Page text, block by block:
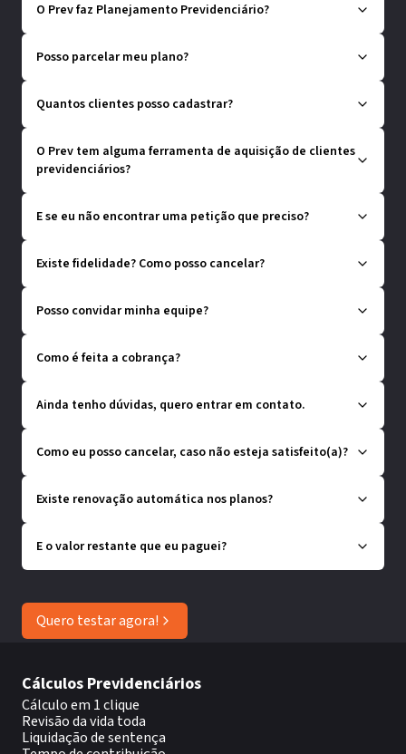
O Prev faz Planejamento Previdenciário?
Posso parcelar meu plano?
Quantos clientes posso cadastrar?
O Prev tem alguma ferramenta de aquisição de clientes
previdenciários?
E se eu não encontrar uma petição que preciso?
Existe fidelidade? Como posso cancelar?
Posso convidar minha equipe?
Como é feita a cobrança?
Ainda tenho dúvidas, quero entrar em contato.
Como eu posso cancelar, caso não esteja satisfeito(a)?
Existe renovação automática nos planos?
E o valor restante que eu paguei?
Quero testar agora!
Cálculos Previdenciários
Cálculo em 1 clique
Revisão da vida toda
Liquidação de sentença